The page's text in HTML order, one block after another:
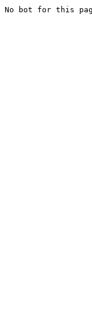
No bot for this page.